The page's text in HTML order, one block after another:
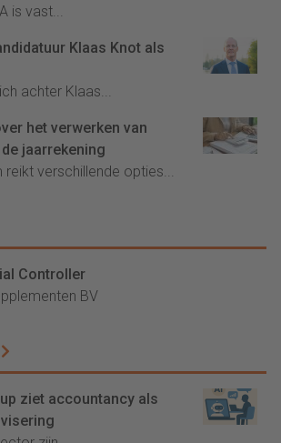
is vast...
Klaas Knot als
achter Klaas...
het verwerken van
jaarrekening
reikt verschillende opties...
Controller
BV
ziet accountancy als